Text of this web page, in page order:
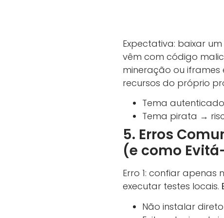
Expectativa: baixar
vêm com código
mineração ou iframes
recursos do próprio
Tema
Tema pirata →
5. Erros
(e como
Erro 1: confiar apenas
executar testes locais.
Não instalar